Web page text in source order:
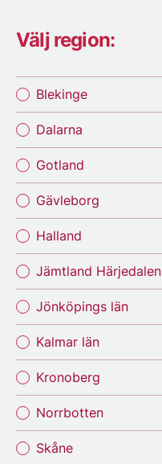
Välj region:
Blekinge
Dalarna
Gotland
Gävleborg
Halland
Jämtland Härjedalen
Jönköpings län
Kalmar län
Kronoberg
Norrbotten
Skåne